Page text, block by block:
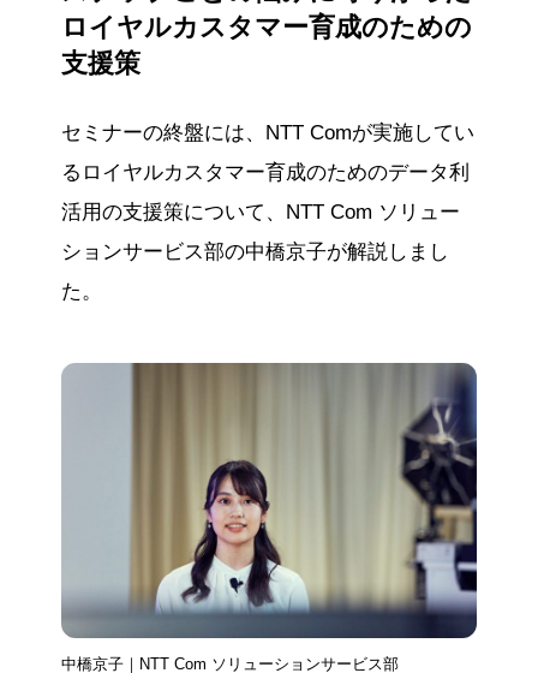
ロイヤルカスタマー育成のための
支援策
セミナーの終盤には、NTT Comが実施してい
るロイヤルカスタマー育成のためのデータ利
活用の支援策について、NTT Com ソリュー
ションサービス部の中橋京子が解説しまし
た。
中橋京子｜NTT Com ソリューションサービス部